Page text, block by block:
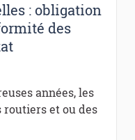
: obligation
des
années, les
et ou des